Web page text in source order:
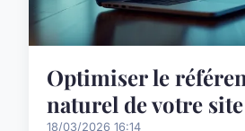
Optimiser le
naturel de votre
18/03/2026 16:14